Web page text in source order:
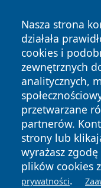
Nasza strona
działała
cookies i
zewnętrznych
analitycznych,
przetwarzane
partnerów.
strony lub
wyrażasz
plików cookies
prywatności.
Copyright © 2026
News Autorzy